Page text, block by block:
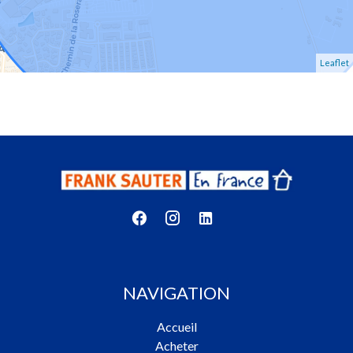
Leaflet
NAVIGATION
Accueil
Acheter